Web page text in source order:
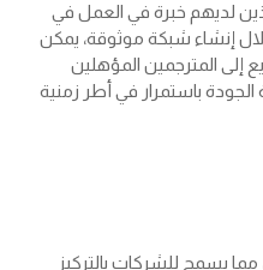
لديهم خبرة في العمل في
إنشاء شبكة موثوقة، يمكن
المترجمين المؤهلين
باستمرار في أطر زمنية
مما يسمح للشركات بالتركيز